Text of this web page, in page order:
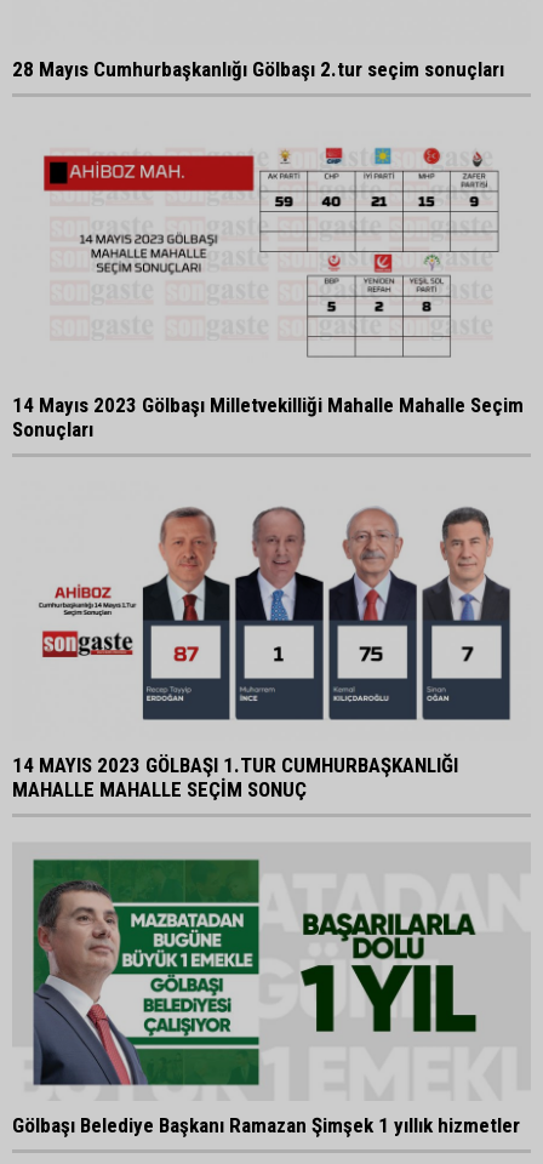
28 Mayıs Cumhurbaşkanlığı Gölbaşı 2.tur seçim sonuçları
14 Mayıs 2023 Gölbaşı Milletvekilliği Mahalle Mahalle Seçim
Sonuçları
14 MAYIS 2023 GÖLBAŞI 1.TUR CUMHURBAŞKANLIĞI
MAHALLE MAHALLE SEÇİM SONUÇ
Gölbaşı Belediye Başkanı Ramazan Şimşek 1 yıllık hizmetler